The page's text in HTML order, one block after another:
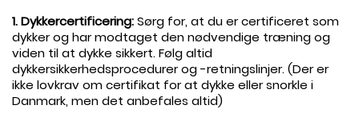
1. Dykkercertificering:Sørg for, at du er certificeret som
dykker og har modtaget den nødvendige træning og
viden til at dykke sikkert. Følg altid
dykkersikkerhedsprocedurer og -retningslinjer. (Der er
ikke lovkrav om certifikat for at dykke eller snorkle i
Danmark, men det anbefales altid)